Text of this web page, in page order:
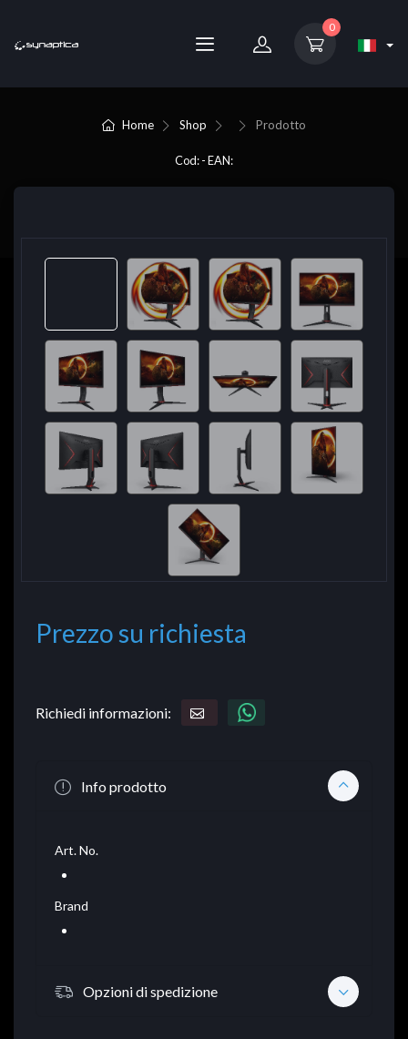
0
Home Shop Prodotto
Cod: - EAN:
Prezzo su richiesta
Richiedi informazioni:
Info prodotto
Art. No.
Brand
Opzioni di spedizione